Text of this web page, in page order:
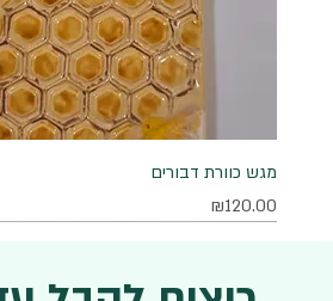
מגש כוורת דבורים
מחיר
₪120.00